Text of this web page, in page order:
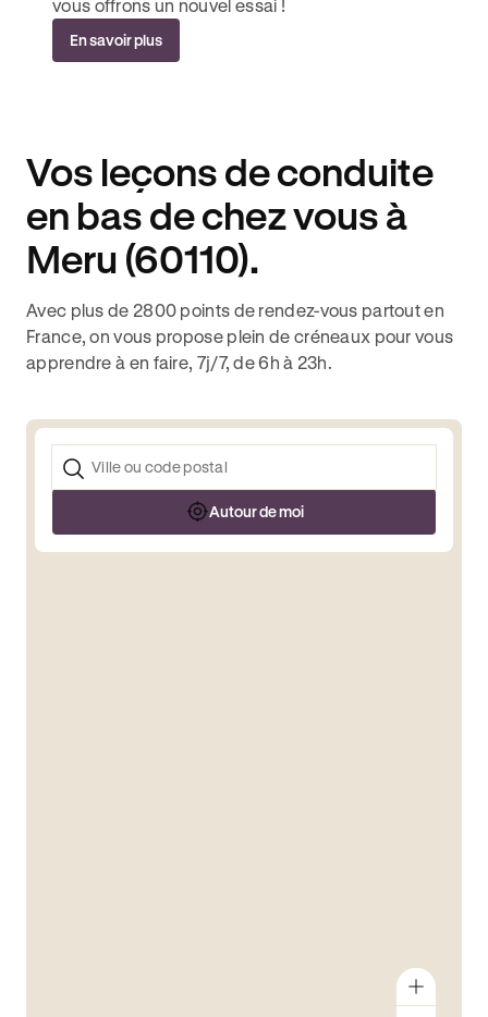
vous offrons un nouvel essai !
En savoir plus
Vos leçons de conduite
en bas de chez vous à
Meru (60110).
Avec plus de 2800 points de rendez-vous partout en
France, on vous propose plein de créneaux pour vous
apprendre à en faire, 7j/7, de 6h à 23h.
Autour de moi